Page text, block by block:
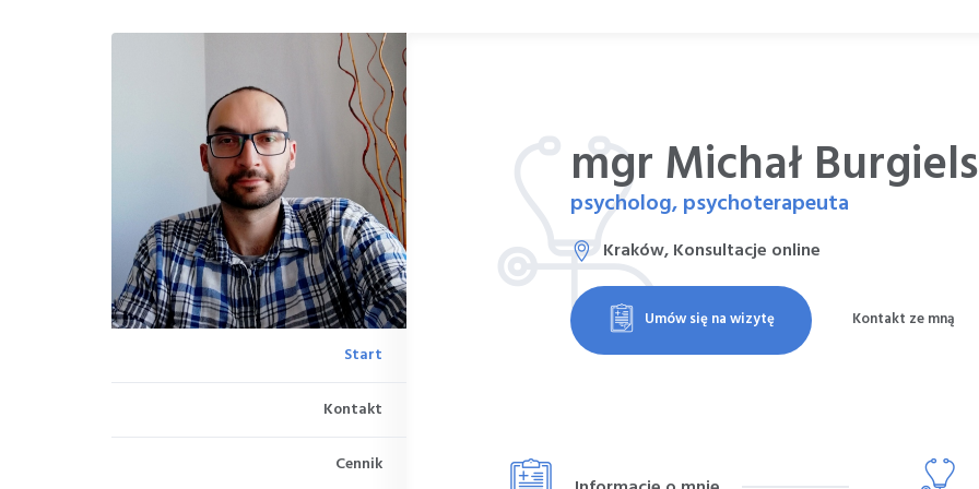
Start
Kontakt
Cennik
mgr Michał
psycholog, psychoterapeuta
Kraków, Konsultacje online
Umów się na wizytę Kontakt ze mną